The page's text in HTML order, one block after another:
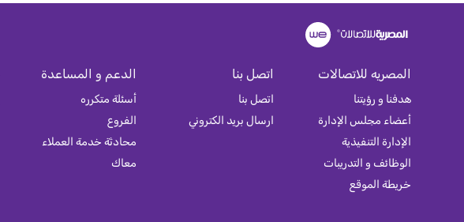
المصريه للاتصالات
هدفنا و رؤيتنا
أعضاء مجلس الإدارة
الإدارة التنفيذية
الوظائف و التدريبات
خريطة الموقع
اتصل بنا
اتصل بنا
ارسال بريد الكتروني
الدعم و المساعدة
أسئلة متكرره
الفروع
محادثة خدمة العملاء
معاك